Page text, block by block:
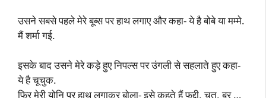
उसने सबसे पहले मेरे बूब्स पर हाथ लगाए और कहा- ये है बोबे या मम्मे.
मैं शर्मा गई.
इसके बाद उसने मेरे कड़े हुए निपल्स पर उंगली से सहलाते हुए कहा-
ये है चूचुक.
फिर मेरी योनि पर हाथ लगाकर बोला- इसे कहते हैं फुद्दी, चूत, बुर …